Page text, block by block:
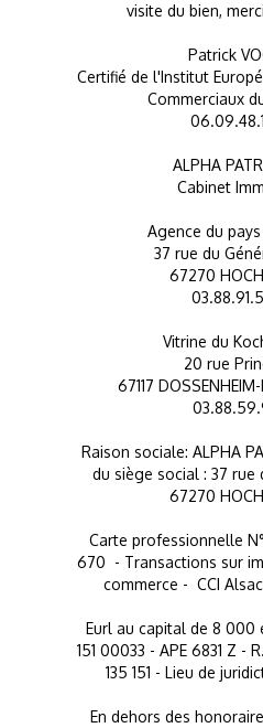
visite du bien,
Patrick
Certifié de l'Institut
Commerciaux
ALPHA
Cabinet
Agence du
37 rue du
67270
Vitrine du
20 rue
67117
Raison sociale: ALPHA
du siège social : 37 rue
67270
Carte professionnelle
670 - Transactions sur
commerce - CCI
Eurl au capital de 8 000
151 00033 - APE 6831 Z -
135 151 - Lieu de
En dehors des